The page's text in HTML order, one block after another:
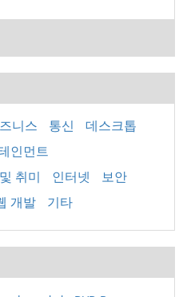
니스 통신
데스크톱
인먼트
취미 인터넷
보안
개발 기타